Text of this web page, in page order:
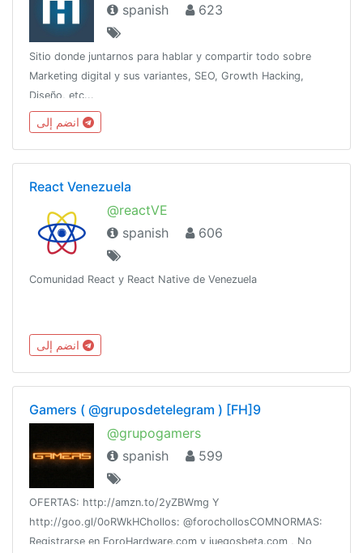
spanish
623
Sitio donde juntarnos para hablar y compartir todo sobre
Marketing digital y sus variantes, SEO, Growth Hacking,
Diseño, etc...
React Venezuela
@reactVE
spanish
606
Comunidad React y React Native de Venezuela
Gamers ( @gruposdetelegram ) [FH]9
@grupogamers
spanish
599
OFERTAS: http://amzn.to/2yZBWmg Y
http://goo.gl/0oRWkHChollos: @forochollosCOMNORMAS:
Registrarse en ForoHardware.com y juegosbeta.com , No